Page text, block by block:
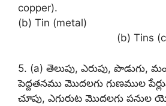
copper).
(b) Tin
(b) Tins (cans
5. (a) తెలుపు, ఎరుపు, పొడుగు,
పెద్దతనము మొదలగు గుణముల
చూపు, ఎగురుట మొదలగు పనుల